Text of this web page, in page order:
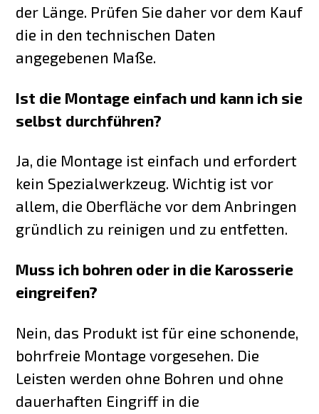
der Länge. Prüfen Sie daher vor dem Kauf
die in den technischen Daten
angegebenen Maße.
Ist die Montage einfach und kann ich sie
selbst durchführen?
Ja, die Montage ist einfach und erfordert
kein Spezialwerkzeug. Wichtig ist vor
allem, die Oberfläche vor dem Anbringen
gründlich zu reinigen und zu entfetten.
Muss ich bohren oder in die Karosserie
eingreifen?
Nein, das Produkt ist für eine schonende,
bohrfreie Montage vorgesehen. Die
Leisten werden ohne Bohren und ohne
dauerhaften Eingriff in die